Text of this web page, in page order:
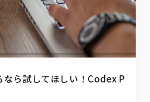
ら試してほしい！Codex P